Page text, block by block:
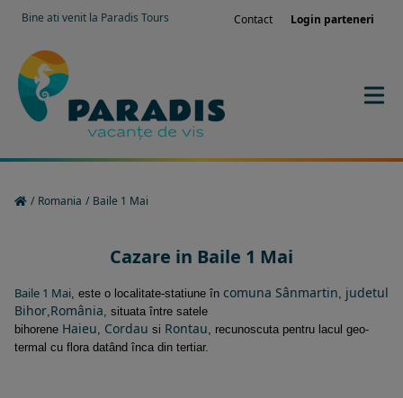
Bine ati venit la Paradis Tours Contact Login parteneri
/ Romania / Baile 1 Mai
Cazare in Baile 1 Mai
Baile 1 Mai, este o localitate-statiune în comuna Sânmartin, judetul
Bihor,România, situata între satele
bihorene Haieu, Cordau si Rontau, recunoscuta pentru lacul geo-
termal cu flora datând înca din tertiar.